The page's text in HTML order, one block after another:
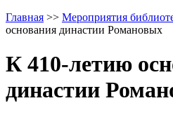
Главная >> Мероприятия
основания династии Романовых
К 410-летию
династии